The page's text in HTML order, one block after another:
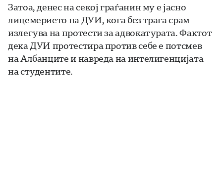
Затоа, денес на секој граѓанин му е јасно
лицемерието на ДУИ, кога без трага срам
излегува на протести за адвокатурата. Фактот
дека ДУИ протестира против себе е потсмев
на Албанците и навреда на интелигенцијата
на студентите.